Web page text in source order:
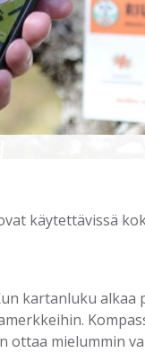
käytettävissä
kartanluku
ottaa mielummin